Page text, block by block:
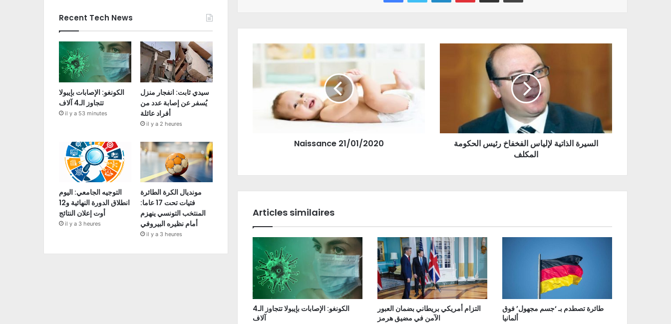
Naissance 21/01/2020
السيرة الذاتية لإلياس الفخفاخ رئيس الحكومة
المكلف
Articles similaires
الكونغو: الإصابات بإيبولا تتجاوز الـ4
آلاف
التزام أمريكي بريطاني بضمان العبور
الآمن في مضيق هرمز
طائرة تصطدم بـ ‘جسم مجهول’ فوق
ألمانيا
Recent Tech News
الكونغو: الإصابات بإيبولا
تتجاوز الـ4 آلاف
il y a 53 minutes
سيدي ثابت: انفجار منزل
يُسفر عن إصابة عدد من
أفراد عائلة
il y a 2 heures
التوجيه الجامعي: اليوم
انطلاق الدورة النهائية و12
أوت إعلان النتائج
il y a 3 heures
مونديال الكرة الطائرة
فتيات تحت 17 عاما:
المنتخب التونسي ينهزم
أمام نظيره البيروفي
il y a 3 heures